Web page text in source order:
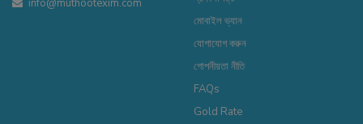
info@muthootexim.com
মোবাইল ভ্যান
যোগাযোগ করুন
গোপনীয়তা নীতি
FAQs
Gold Rate